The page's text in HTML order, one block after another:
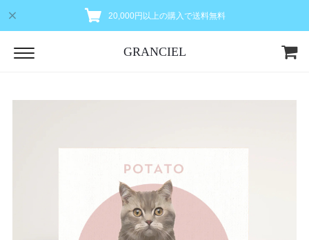
20,000円以上の購入で送料無料
GRANCIEL